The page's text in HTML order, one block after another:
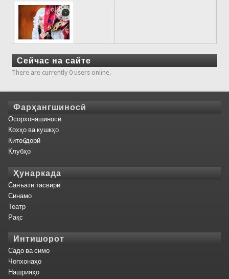
Сейчас на сайте
There are currently 0 users online.
Фарҳангшиносӣ
Осорхонашиносӣ
Кохҳо ва кушкҳо
Китобдорӣ
Клубҳо
Ҳунаркада
Санъати тасвирӣ
Синамо
Театр
Рақс
Интишорот
Садо ва симо
Чопхонаҳо
Нашрияҳо